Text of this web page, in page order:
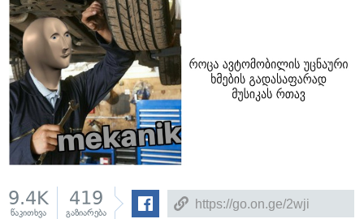
9.4K
წაკითხვა
419
გაზიარება